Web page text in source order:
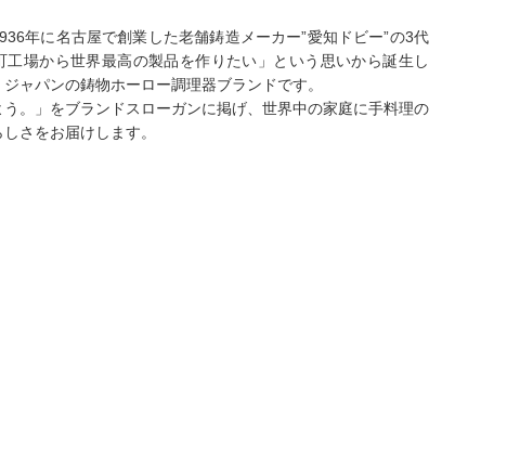
年に名古屋で創業した老舗鋳造メーカー”愛知ドビー”の3代
工場から世界最高の製品を作りたい」という思いから誕生し
ャパンの鋳物ホーロー調理器ブランドです。
う。」をブランドスローガンに掲げ、世界中の家庭に手料理の
さをお届けします。